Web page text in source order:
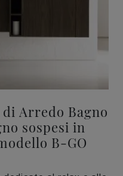
Arredo Bagno
sospesi in
B-GO